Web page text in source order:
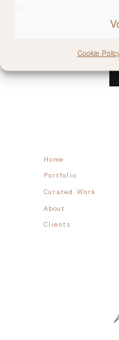
Cookie
Home
Portfolio
Curated Work
About
Clients